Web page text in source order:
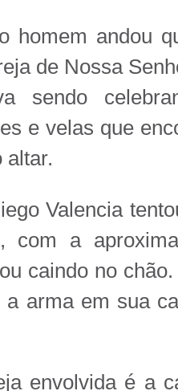
homem andou
de Nossa
sendo
e velas que
altar.
Valencia
com a
caindo no
a arma em sua
envolvida é a